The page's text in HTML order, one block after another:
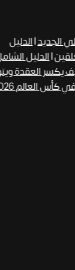
|الدليل
|الدليل الشامل
العقدة ويتوج
جدول مباريات المنتخبات العربية في كأس العالم 2026